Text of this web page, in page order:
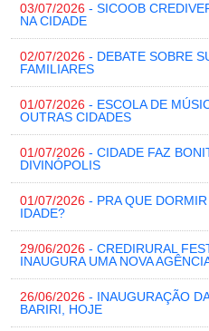
03/07/2026 - SICOOB
NA CIDADE
02/07/2026 - DEBATE SOBRE
FAMILIARES
01/07/2026 - ESCOLA DE
OUTRAS CIDADES
01/07/2026 - CIDADE FAZ
DIVINÓPOLIS
01/07/2026 - PRA QUE
IDADE?
29/06/2026 - CREDIRURAL
INAUGURA UMA NOVA
26/06/2026 - INAUGURAÇÃO
BARIRI, HOJE